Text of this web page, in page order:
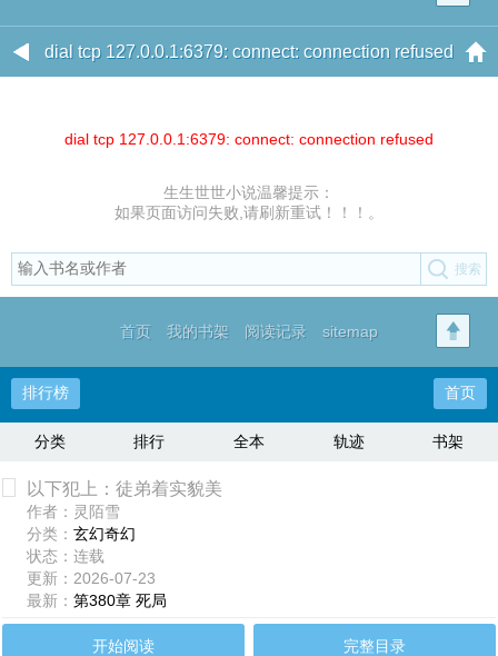
dial tcp 127.0.0.1:6379: connect: connection refused
dial tcp 127.0.0.1:6379: connect: connection refused
生生世世小说温馨提示：
如果页面访问失败,请刷新重试！！！。
首页 我的书架 阅读记录 sitemap
排行榜 首页
分类 排行 全本 轨迹 书架
以下犯上：徒弟着实貌美
作者：灵陌雪
分类：玄幻奇幻
状态：连载
更新：2026-07-23
最新：第380章 死局
开始阅读 完整目录